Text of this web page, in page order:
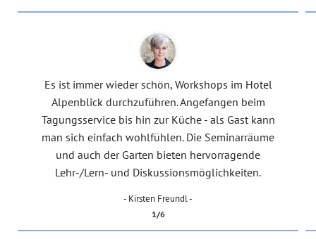
Es ist immer wieder schön, Workshops im Hotel
Alpenblick durchzuführen. Angefangen beim
Tagungsservice bis hin zur Küche - als Gast kann
man sich einfach wohlfühlen. Die Seminarräume
und auch der Garten bieten hervorragende
Lehr-/Lern- und Diskussionsmöglichkeiten.
- Kirsten Freundl -
1/6